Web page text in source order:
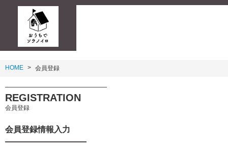
HOME 会員登録
REGISTRATION
会員登録
会員登録情報入力